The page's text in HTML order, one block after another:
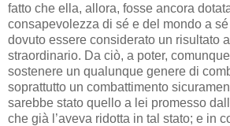
fatto che ella, allora, fosse ancora
consapevolezza di sé e del mondo a
dovuto essere considerato un risultato
straordinario. Da ciò, a poter,
sostenere un qualunque genere di
soprattutto un combattimento
sarebbe stato quello a lei promesso
che già l’aveva ridotta in tal stato; e in